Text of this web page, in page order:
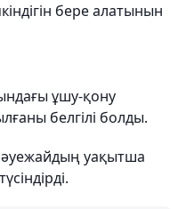
бере алатынын
ұшу-қону
белгілі болды.
әуежайдың уақытша